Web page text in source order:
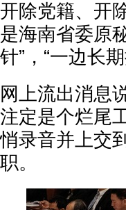
开除党籍、开
是海南省委原
针”，“一边长
网上流出消息
注定是个烂尾
悄录音并上交
职。